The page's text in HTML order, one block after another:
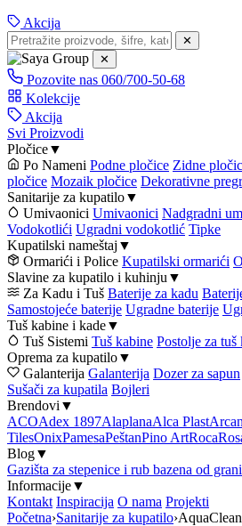
Akcija
✕
✕
Pozovite nas 060/700-50-68
Kolekcije
Akcija
Svi Proizvodi
Pločice▼
Po Nameni Podne pločice Zidne
pločice Mozaik pločice Dekorativne
Sanitarije za kupatilo▼
Umivaonici Umivaonici Nadgradni
Vodokotlići Ugradni vodokotlić Tipke
Kupatilski nameštaj ▼
Ormarići i Police Kupatilski ormarići
Slavine za kupatilo i kuhinju ▼
Za Kadu i Tuš Baterije za kadu
Samostojeće baterije Ugradne baterije
Tuš kabine i kade▼
Tuš Sistemi Tuš kabine Postolje za tuš
Oprema za kupatilo▼
Galanterija Galanterija Dozer za sapun
Sušači za kupatila Bojleri
Brendovi ▼
ACOAdex 1897AlaplanaAlca Plast
TilesOnixPamesaPeštanPino ArtRoca
Blog▼
Gazišta za stepenice i rub bazena od
Informacije▼
Kontakt Inspiracija O nama Projekti
Početna›Sanitarije za kupatilo›